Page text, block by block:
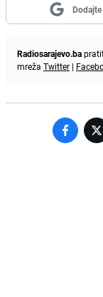
Radiosarajevo.ba
mreža Twitter |